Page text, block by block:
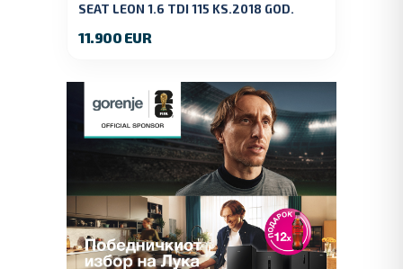
SEAT LEON 1.6 TDI 115 KS.2018 GOD.
11.900 EUR